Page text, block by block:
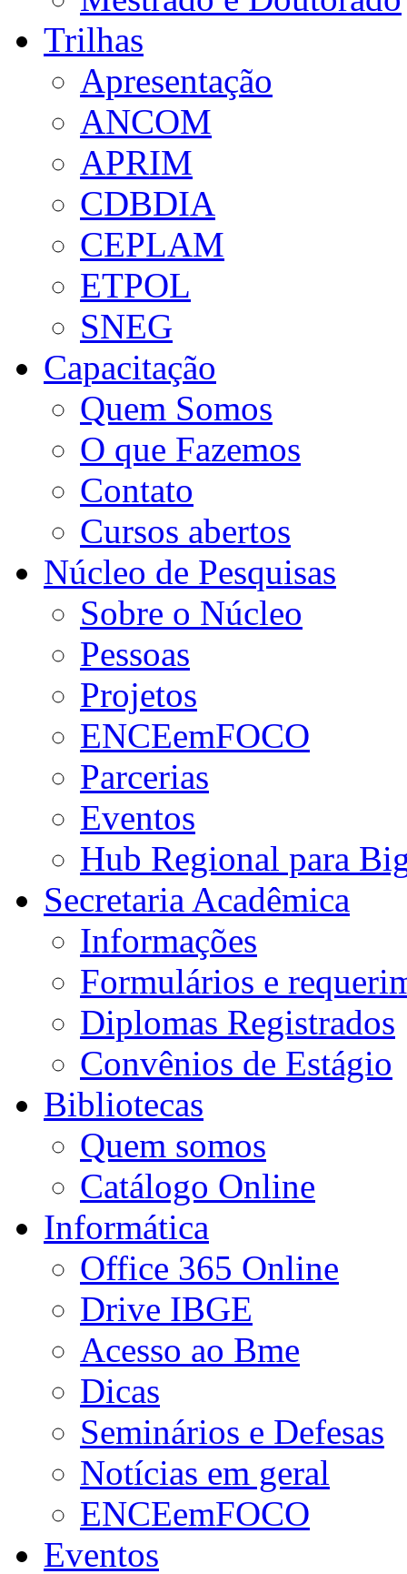
Trilhas
Apresentação
ANCOM
APRIM
CDBDIA
CEPLAM
ETPOL
SNEG
Capacitação
Quem Somos
O que Fazemos
Contato
Cursos abertos
Núcleo de Pesquisas
Sobre o Núcleo
Pessoas
Projetos
ENCEemFOCO
Parcerias
Eventos
Hub Regional para
Secretaria Acadêmica
Informações
Formulários e
Diplomas Registrados
Convênios de Estágio
Bibliotecas
Quem somos
Catálogo Online
Informática
Office 365 Online
Drive IBGE
Acesso ao Bme
Dicas
Seminários e Defesas
Notícias em geral
ENCEemFOCO
Eventos